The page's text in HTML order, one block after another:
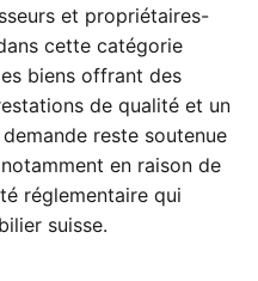
et propriétaires-
cette catégorie
biens offrant des
de qualité et un
reste soutenue
en raison de
réglementaire qui
suisse.